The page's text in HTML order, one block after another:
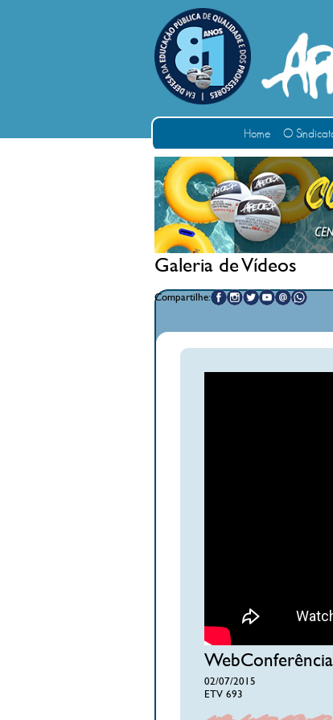
Home O
Galeria de Vídeos
Compartilhe:
02/07/2015
ETV 693